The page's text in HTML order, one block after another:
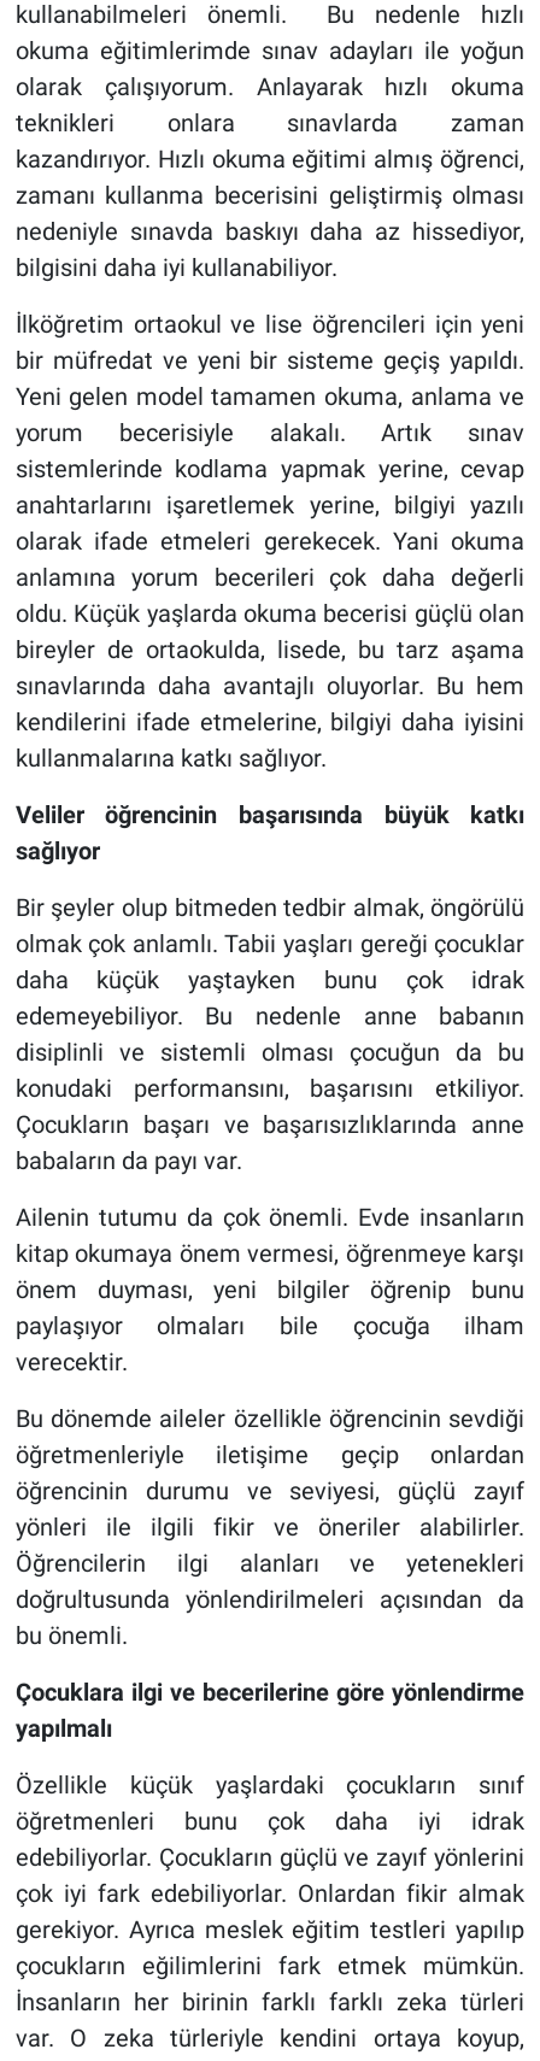
kullanabilmeleri önemli. Bu nedenle hızlı
okuma eğitimlerimde sınav adayları ile yoğun
olarak çalışıyorum. Anlayarak hızlı okuma
teknikleri onlara sınavlarda zaman
kazandırıyor. Hızlı okuma eğitimi almış öğrenci,
zamanı kullanma becerisini geliştirmiş olması
nedeniyle sınavda baskıyı daha az hissediyor,
bilgisini daha iyi kullanabiliyor.
İlköğretim ortaokul ve lise öğrencileri için yeni
bir müfredat ve yeni bir sisteme geçiş yapıldı.
Yeni gelen model tamamen okuma, anlama ve
yorum becerisiyle alakalı. Artık sınav
sistemlerinde kodlama yapmak yerine, cevap
anahtarlarını işaretlemek yerine, bilgiyi yazılı
olarak ifade etmeleri gerekecek. Yani okuma
anlamına yorum becerileri çok daha değerli
oldu. Küçük yaşlarda okuma becerisi güçlü olan
bireyler de ortaokulda, lisede, bu tarz aşama
sınavlarında daha avantajlı oluyorlar. Bu hem
kendilerini ifade etmelerine, bilgiyi daha iyisini
kullanmalarına katkı sağlıyor.
Veliler öğrencinin başarısında büyük katkı
sağlıyor
Bir şeyler olup bitmeden tedbir almak, öngörülü
olmak çok anlamlı. Tabii yaşları gereği çocuklar
daha küçük yaştayken bunu çok idrak
edemeyebiliyor. Bu nedenle anne babanın
disiplinli ve sistemli olması çocuğun da bu
konudaki performansını, başarısını etkiliyor.
Çocukların başarı ve başarısızlıklarında anne
babaların da payı var.
Ailenin tutumu da çok önemli. Evde insanların
kitap okumaya önem vermesi, öğrenmeye karşı
önem duyması, yeni bilgiler öğrenip bunu
paylaşıyor olmaları bile çocuğa ilham
verecektir.
Bu dönemde aileler özellikle öğrencinin sevdiği
öğretmenleriyle iletişime geçip onlardan
öğrencinin durumu ve seviyesi, güçlü zayıf
yönleri ile ilgili fikir ve öneriler alabilirler.
Öğrencilerin ilgi alanları ve yetenekleri
doğrultusunda yönlendirilmeleri açısından da
bu önemli.
Çocuklara ilgi ve becerilerine göre yönlendirme
yapılmalı
Özellikle küçük yaşlardaki çocukların sınıf
öğretmenleri bunu çok daha iyi idrak
edebiliyorlar. Çocukların güçlü ve zayıf yönlerini
çok iyi fark edebiliyorlar. Onlardan fikir almak
gerekiyor. Ayrıca meslek eğitim testleri yapılıp
çocukların eğilimlerini fark etmek mümkün.
İnsanların her birinin farklı farklı zeka türleri
var. O zeka türleriyle kendini ortaya koyup,